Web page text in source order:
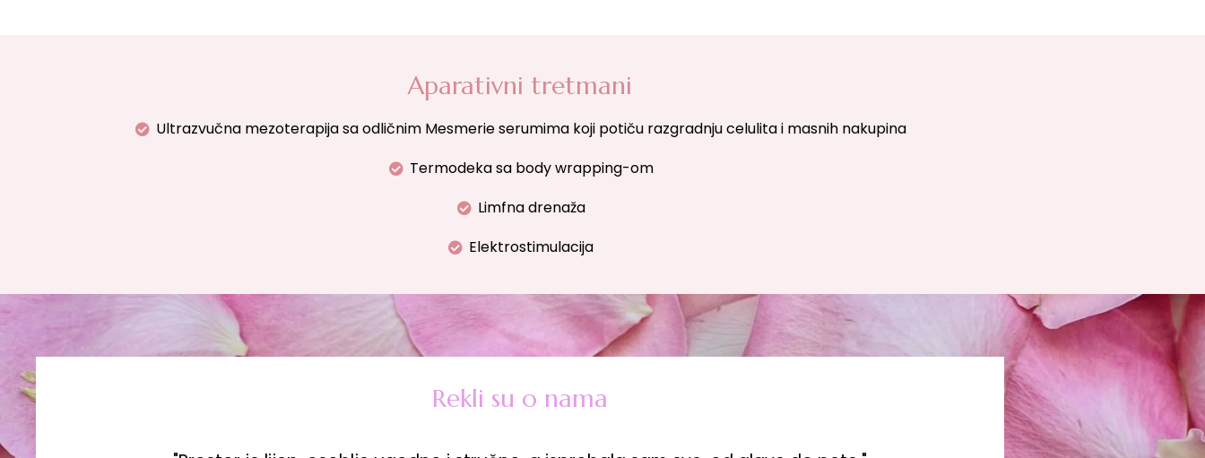
Aparativni tretmani
Ultrazvučna mezoterapija sa odličnim Mesmerie serumima koji potiču razgradnju celulita i masnih nakupina
Termodeka sa body wrapping-om
Limfna drenaža
Elektrostimulacija
Rekli su o nama